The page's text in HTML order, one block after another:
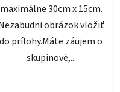
maximálne 30cm x 15cm.
obrázok vložiť
do prílohy.Máte záujem o
skupinové,...